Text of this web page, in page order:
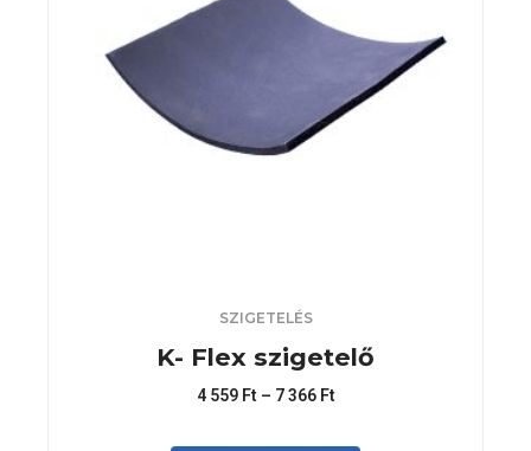
SZIGETELÉS
K- Flex szigetelő
4 559 Ft– 7 366 Ft